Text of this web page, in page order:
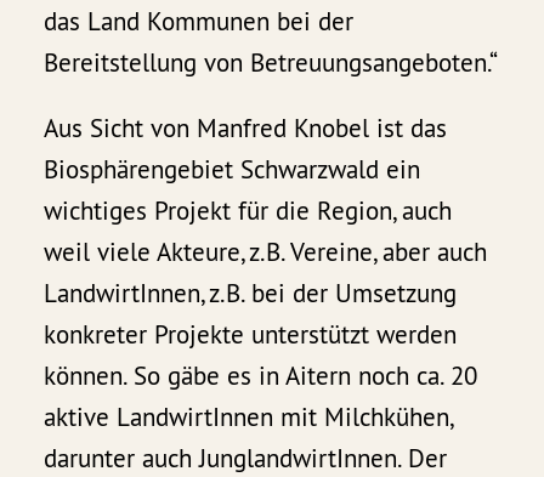
das Land Kommunen bei der
Bereitstellung von Betreuungsangeboten.“
Aus Sicht von Manfred Knobel ist das
Biosphärengebiet Schwarzwald ein
wichtiges Projekt für die Region, auch
weil viele Akteure, z.B. Vereine, aber auch
LandwirtInnen, z.B. bei der Umsetzung
konkreter Projekte unterstützt werden
können. So gäbe es in Aitern noch ca. 20
aktive LandwirtInnen mit Milchkühen,
darunter auch JunglandwirtInnen. Der